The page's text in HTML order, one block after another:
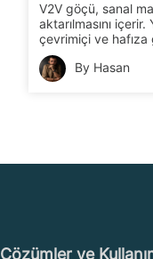
V2V göçü, sanal
aktarılmasını
çevrimiçi ve hafıza
farklı
ve uygulama
By Hasan
Çözümler ve